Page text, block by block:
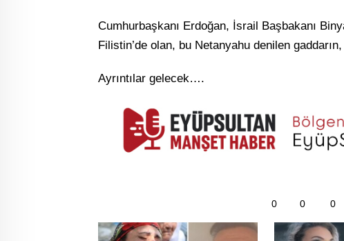
Cumhurbaşkanı Erdoğan, İsrail Başbakanı
Filistin’de olan, bu Netanyahu denilen
Ayrıntılar gelecek….
0 0 0